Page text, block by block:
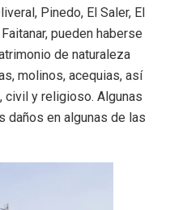
Pinedo, El Saler, El
pueden haberse
de naturaleza
molinos, acequias, así
civil y religioso. Algunas
daños en algunas de las